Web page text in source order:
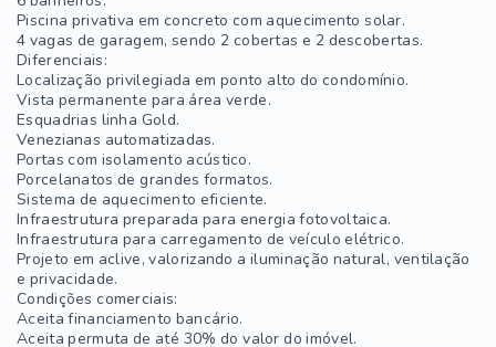
Piscina privativa em concreto com aquecimento solar.
4 vagas de garagem, sendo 2 cobertas e 2 descobertas.
Diferenciais:
Localização privilegiada em ponto alto do condomínio.
Vista permanente para área verde.
Esquadrias linha Gold.
Venezianas automatizadas.
Portas com isolamento acústico.
Porcelanatos de grandes formatos.
Sistema de aquecimento eficiente.
Infraestrutura preparada para energia fotovoltaica.
Infraestrutura para carregamento de veículo elétrico.
Projeto em aclive, valorizando a iluminação natural, ventilação
e privacidade.
Condições comerciais:
Aceita financiamento bancário.
Aceita permuta de até 30% do valor do imóvel.